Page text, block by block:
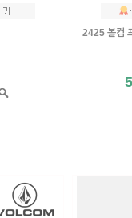
2425 볼컴